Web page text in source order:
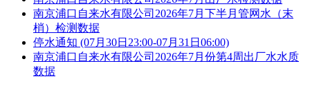
南京浦口自来水有限公司2026年7月下半月管网水（末
梢）检测数据
停水通知 (07月30日23:00-07月31日06:00)
南京浦口自来水有限公司2026年7月份第4周出厂水水质
数据